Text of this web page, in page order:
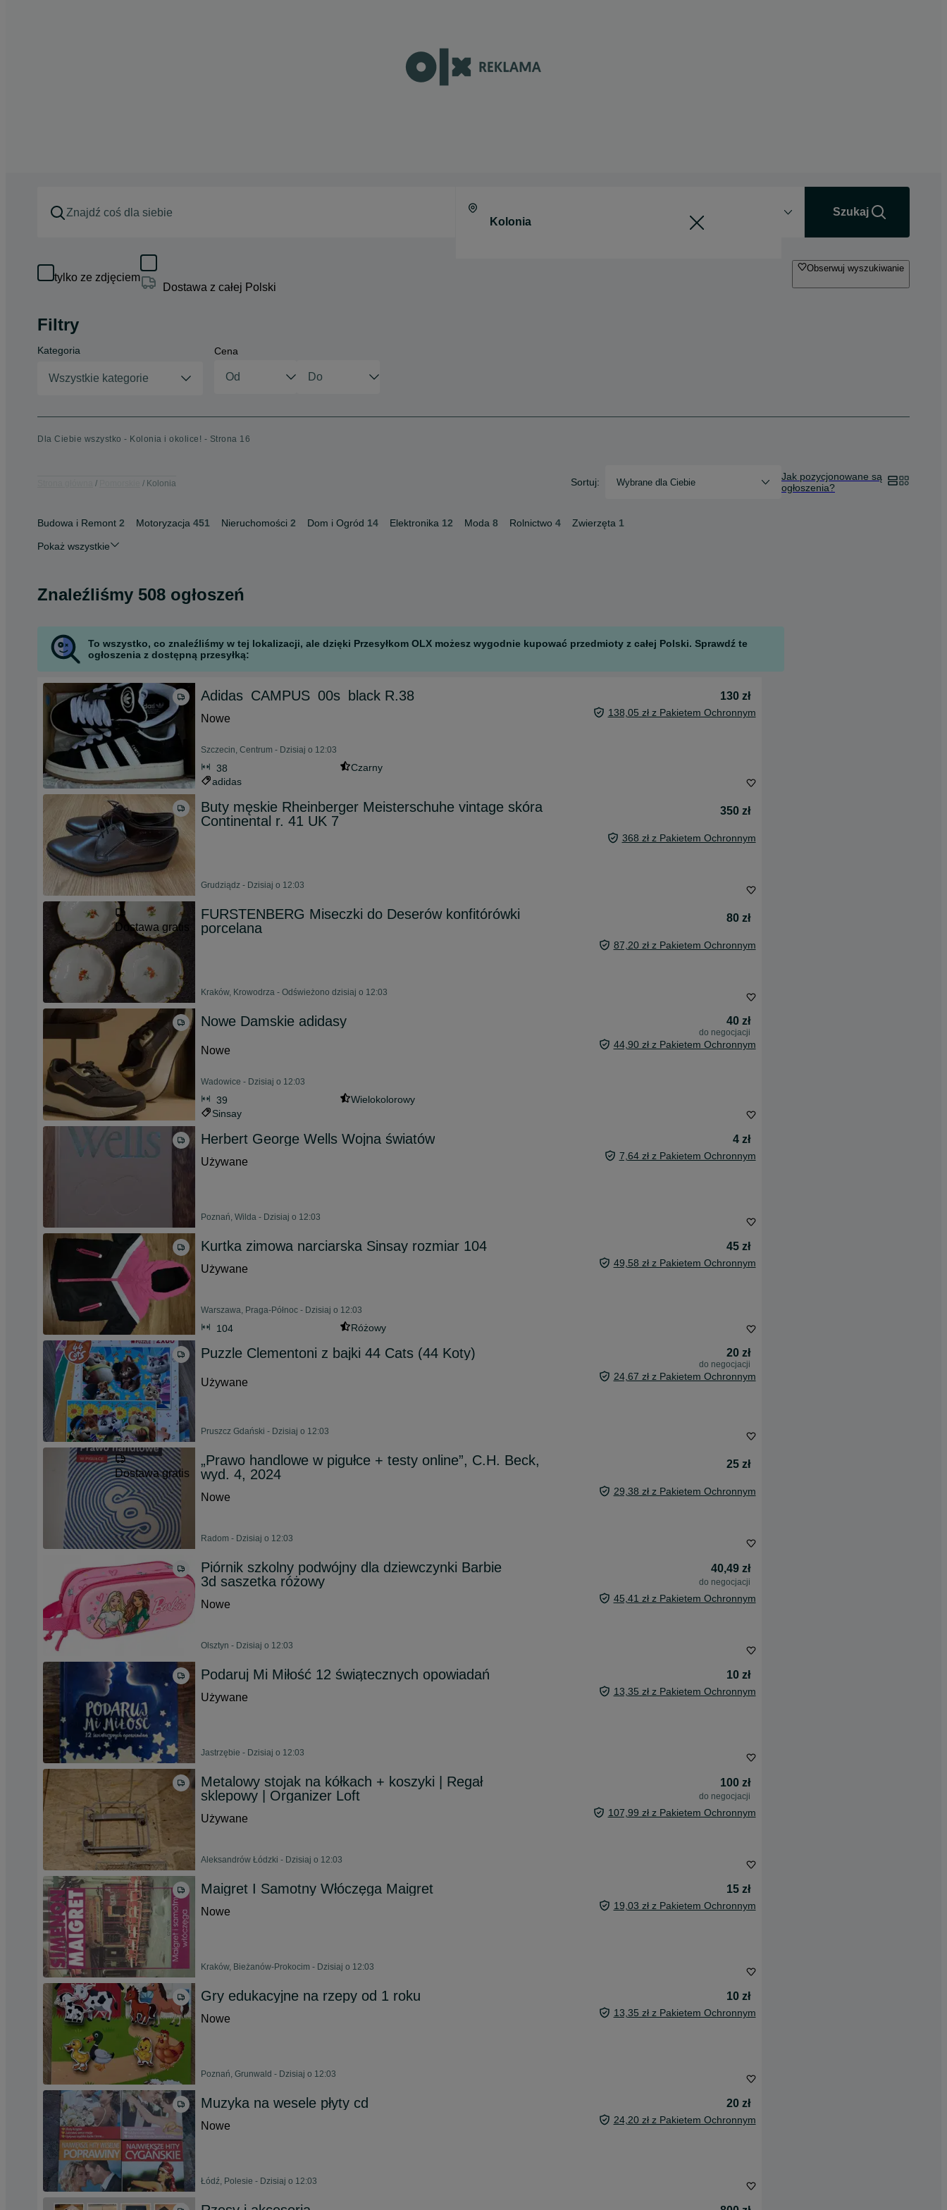
Szukaj
tylko ze zdjęciem
Dostawa z całej Polski
Obserwuj wyszukiwanie
Filtry
Kategoria
Wszystkie kategorie
Cena
Dla Ciebie wszystko - Kolonia i okolice! - Strona 16
Kolonia Sortuj: Wybrane dla Ciebie
Jak pozycjonowane są
ogłoszenia?
Budowa i Remont 2 Motoryzacja 451 Nieruchomości 2 Dom i Ogród 14 Elektronika 12 Moda 8 Rolnictwo 4 Zwierzęta 1
Pokaż wszystkie
Znaleźliśmy 508 ogłoszeń
To wszystko, co znaleźliśmy w tej lokalizacji, ale dzięki Przesyłkom OLX możesz wygodnie kupować przedmioty z całej Polski. Sprawdź te
ogłoszenia z dostępną przesyłką:
Adidas_CAMPUS_00s_black R.38
130 zł
Nowe
138,05 zł z Pakietem Ochronnym
Szczecin, Centrum - Dzisiaj o 12:03
38
Czarny
adidas
Buty męskie Rheinberger Meisterschuhe vintage skóra
Continental r. 41 UK 7
350 zł
368 zł z Pakietem Ochronnym
Grudziądz - Dzisiaj o 12:03
Dostawa gratis
FURSTENBERG Miseczki do Deserów konfitórówki
porcelana
80 zł
87,20 zł z Pakietem Ochronnym
Kraków, Krowodrza - Odświeżono dzisiaj o 12:03
Nowe Damskie adidasy 40 zł
do negocjacji
Nowe 44,90 zł z Pakietem Ochronnym
Wadowice - Dzisiaj o 12:03
39
Wielokolorowy
Sinsay
Herbert George Wells Wojna światów
4 zł
Używane
7,64 zł z Pakietem Ochronnym
Poznań, Wilda - Dzisiaj o 12:03
Kurtka zimowa narciarska Sinsay rozmiar 104
45 zł
Używane
49,58 zł z Pakietem Ochronnym
Warszawa, Praga-Północ - Dzisiaj o 12:03
104 Różowy
Puzzle Clementoni z bajki 44 Cats (44 Koty) 20 zł
do negocjacji
Używane 24,67 zł z Pakietem Ochronnym
Pruszcz Gdański - Dzisiaj o 12:03
Dostawa gratis
„Prawo handlowe w pigułce + testy online”, C.H. Beck,
wyd. 4, 2024
25 zł
Nowe 29,38 zł z Pakietem Ochronnym
Radom - Dzisiaj o 12:03
Piórnik szkolny podwójny dla dziewczynki Barbie
3d saszetka różowy
40,49 zł
do negocjacji
Nowe 45,41 zł z Pakietem Ochronnym
Olsztyn - Dzisiaj o 12:03
Podaruj Mi Miłość 12 świątecznych opowiadań
10 zł
Używane
13,35 zł z Pakietem Ochronnym
Jastrzębie - Dzisiaj o 12:03
Metalowy stojak na kółkach + koszyki | Regał
sklepowy | Organizer Loft
100 zł
do negocjacji
Używane 107,99 zł z Pakietem Ochronnym
Aleksandrów Łódzki - Dzisiaj o 12:03
Maigret I Samotny Włóczęga Maigret
15 zł
Nowe
19,03 zł z Pakietem Ochronnym
Kraków, Bieżanów-Prokocim - Dzisiaj o 12:03
Gry edukacyjne na rzepy od 1 roku
10 zł
Nowe
13,35 zł z Pakietem Ochronnym
Poznań, Grunwald - Dzisiaj o 12:03
Muzyka na wesele płyty cd
20 zł
Nowe
24,20 zł z Pakietem Ochronnym
Łódź, Polesie - Dzisiaj o 12:03